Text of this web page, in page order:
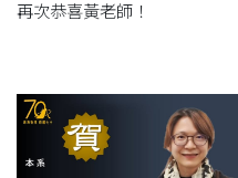
再次恭喜黃老師！